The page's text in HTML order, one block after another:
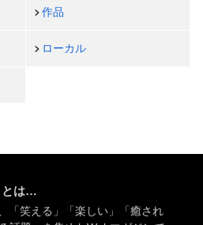
作品
ローカル
とは…
「笑える」「楽しい」「癒され